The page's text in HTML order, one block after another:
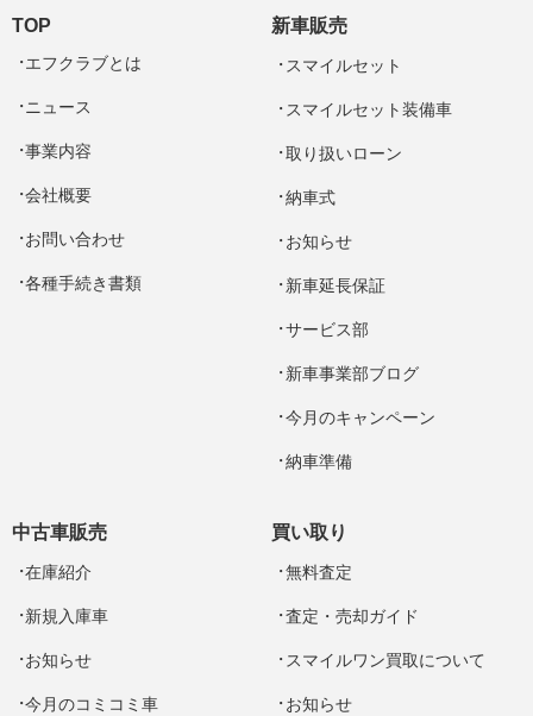
TOP
エフクラブとは
ニュース
事業内容
会社概要
お問い合わせ
各種手続き書類
新車販売
スマイルセット
スマイルセット装備車
取り扱いローン
納車式
お知らせ
新車延長保証
サービス部
新車事業部ブログ
今月のキャンペーン
納車準備
中古車販売
在庫紹介
新規入庫車
お知らせ
今月のコミコミ車
買い取り
無料査定
査定・売却ガイド
スマイルワン買取について
お知らせ